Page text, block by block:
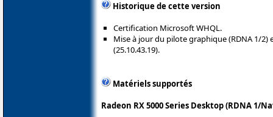
Historique de cette version
Certification Microsoft WHQL.
Mise à jour du pilote graphique (RDNA 1/2)
(25.10.43.19).
Matériels supportés
Radeon RX 5000 Series Desktop (RDNA 1/